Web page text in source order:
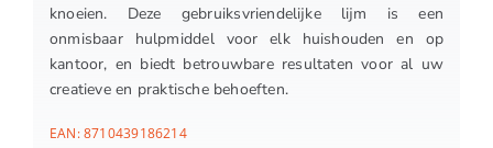
knoeien. Deze gebruiksvriendelijke lijm is een
onmisbaar hulpmiddel voor elk huishouden en op
kantoor, en biedt betrouwbare resultaten voor al uw
creatieve en praktische behoeften.
EAN:8710439186214